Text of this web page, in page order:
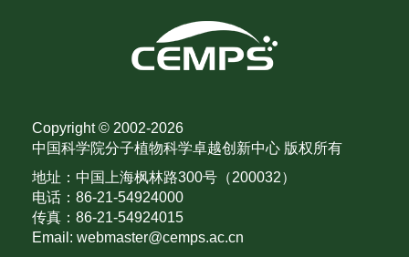
Copyright © 2002-2026
中国科学院分子植物科学卓越创新中心 版权所有
地址：中国上海枫林路300号（200032）
电话：86-21-54924000
传真：86-21-54924015
Email: webmaster@cemps.ac.cn